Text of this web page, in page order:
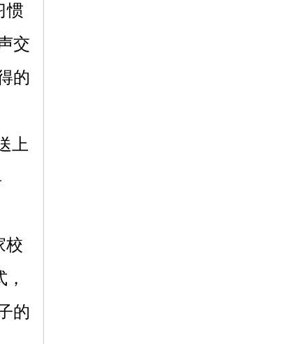
惯
交
的
上
校
的